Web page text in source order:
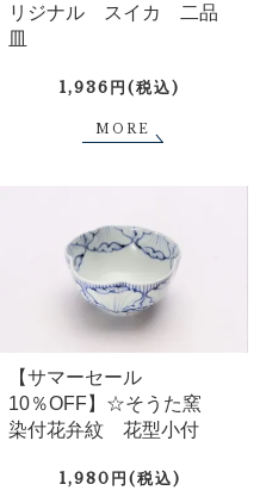
リジナル スイカ 二品
皿
1,936円(税込)
MORE
【サマーセール
10％OFF】☆そうた窯
染付花弁紋 花型小付
1,980円(税込)